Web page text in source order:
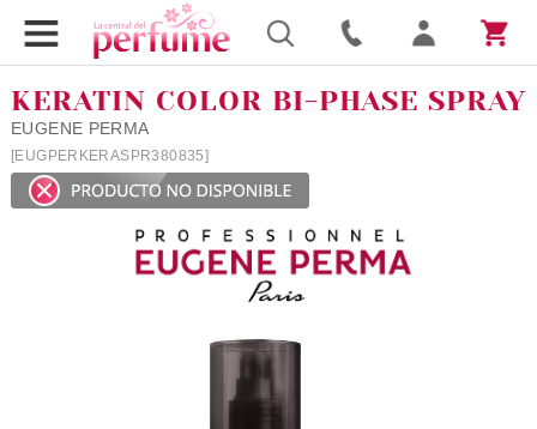
KERATIN COLOR BI-PHASE SPRAY
EUGENE PERMA
[EUGPERKERASPR380835]